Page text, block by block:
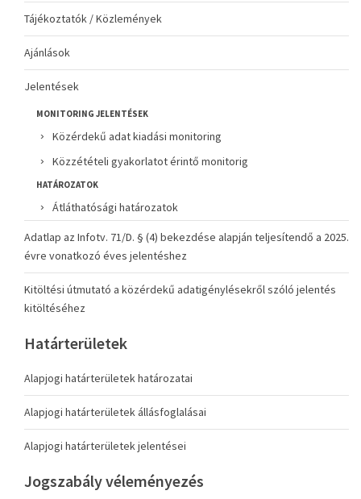
Tájékoztatók / Közlemények
Ajánlások
Jelentések
MONITORING JELENTÉSEK
Közérdekű adat kiadási monitoring
Közzétételi gyakorlatot érintő monitorig
HATÁROZATOK
Átláthatósági határozatok
Adatlap az Infotv. 71/D. § (4) bekezdése alapján teljesítendő a 2025.
évre vonatkozó éves jelentéshez
Kitöltési útmutató a közérdekű adatigénylésekről szóló jelentés
kitöltéséhez
Határterületek
Alapjogi határterületek határozatai
Alapjogi határterületek állásfoglalásai
Alapjogi határterületek jelentései
Jogszabály véleményezés